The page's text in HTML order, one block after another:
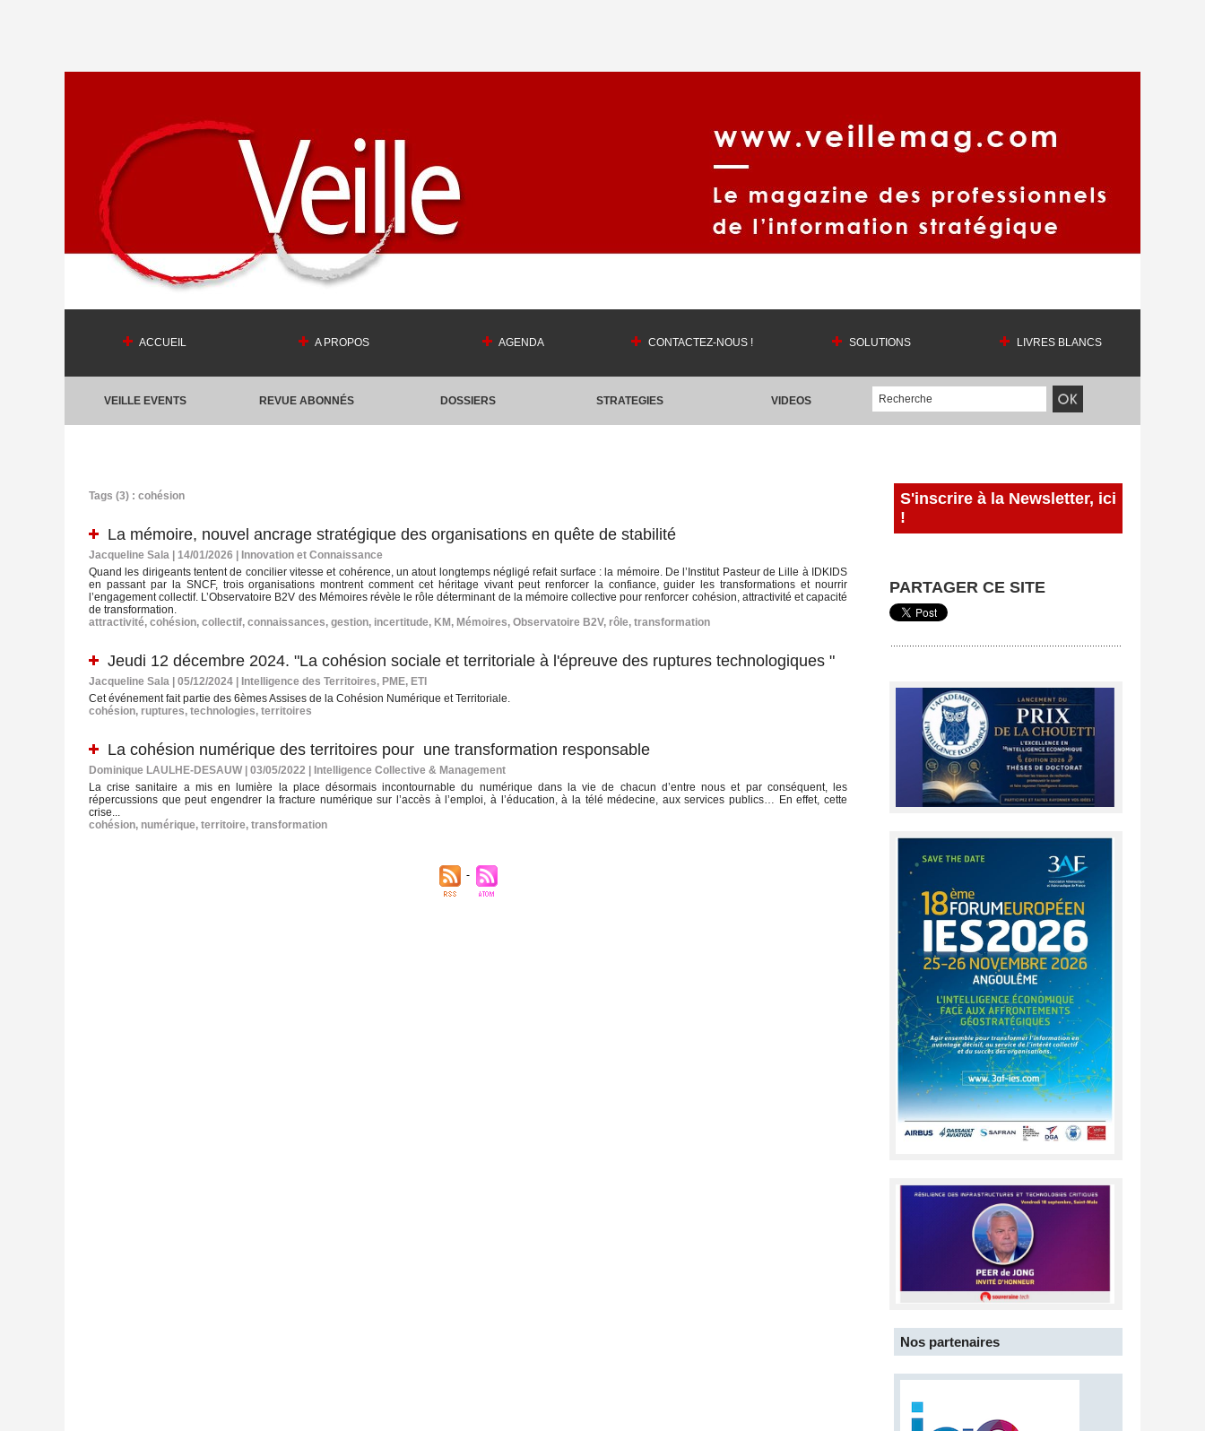
ACCUEIL A PROPOS AGENDA CONTACTEZ-NOUS ! SOLUTIONS LIVRES BLANCS
VEILLE EVENTS REVUE ABONNÉS DOSSIERS STRATEGIES VIDEOS
Tags (3) : cohésion
La mémoire, nouvel ancrage stratégique des organisations en quête de stabilité
Jacqueline Sala | 14/01/2026
Innovation et Connaissance
Quand les dirigeants tentent de concilier vitesse et cohérence, un atout longtemps négligé refait surface : la mémoire. De l’Institut Pasteur de Lille à IDKIDS
en passant par la SNCF, trois organisations montrent comment cet héritage vivant peut renforcer la confiance, guider les transformations et nourrir
l’engagement collectif. L’Observatoire B2V des Mémoires révèle le rôle déterminant de la mémoire collective pour renforcer cohésion, attractivité et capacité
de transformation.
attractivité, cohésion, collectif, connaissances, gestion, incertitude, KM , Mémoires, Observatoire B2V, rôle, transformation
Jeudi 12 décembre 2024. "La cohésion sociale et territoriale à l'épreuve des ruptures technologiques "
Jacqueline Sala | 05/12/2024
Intelligence des Territoires, PME, ETI
Cet événement fait partie des 6èmes Assises de la Cohésion Numérique et Territoriale.
cohésion, ruptures, technologies, territoires
La cohésion numérique des territoires pour une transformation responsable
Dominique LAULHE-DESAUW | 03/05/2022
Intelligence Collective & Management
La crise sanitaire a mis en lumière la place désormais incontournable du numérique dans la vie de chacun d’entre nous et par conséquent, les
répercussions que peut engendrer la fracture numérique sur l’accès à l’emploi, à l’éducation, à la télé médecine, aux services publics… En effet, cette
crise...
cohésion, numérique, territoire, transformation
S'inscrire à la Newsletter, ici
!
PARTAGER CE SITE
Nos partenaires